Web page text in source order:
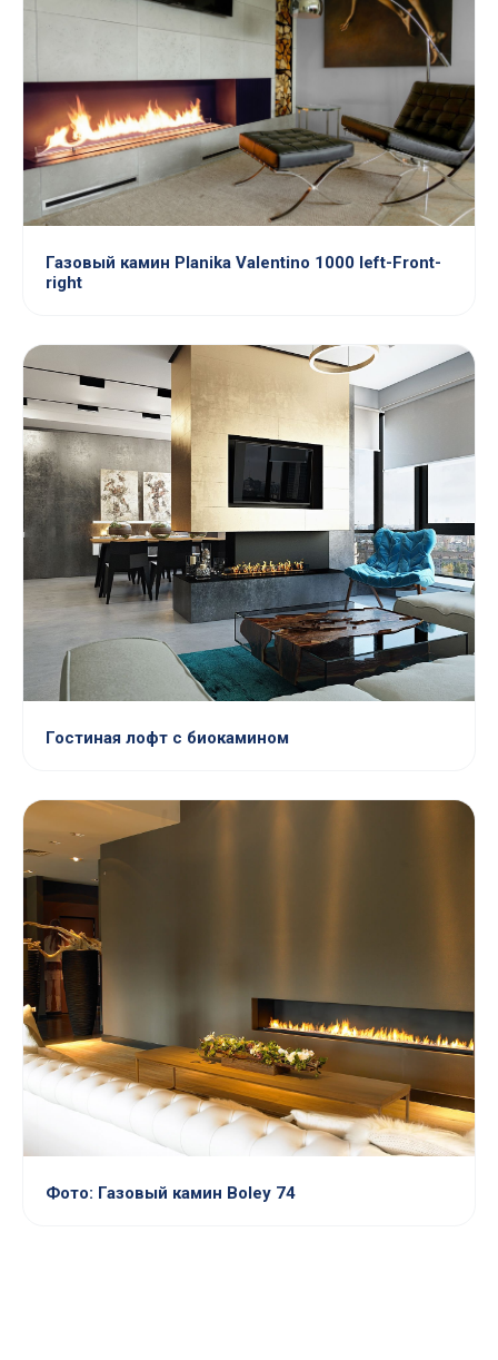
Газовый камин Planika Valentino 1000 left-Front-
right
Гостиная лофт с биокамином
Фото: Газовый камин Boley 74